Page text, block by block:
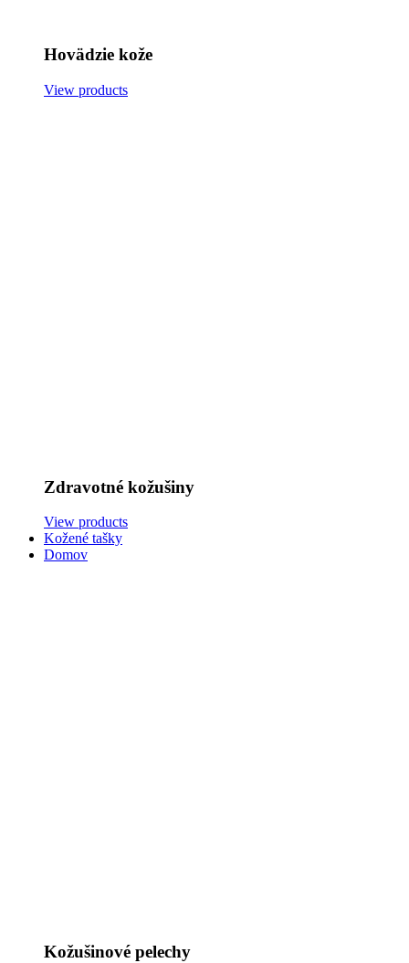
Hovädzie kože
View products
Zdravotné kožušiny
View products
Kožené tašky
Domov
Kožušinové pelechy